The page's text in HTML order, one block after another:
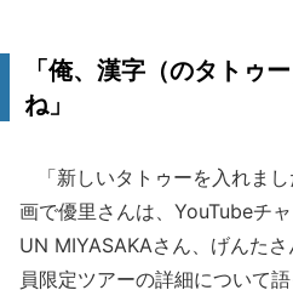
「俺、漢字（のタトゥ
ね」
「新しいタトゥーを入れま
画で優里さんは、YouTubeチ
UN MIYASAKAさん、げんた
員限定ツアーの詳細について語